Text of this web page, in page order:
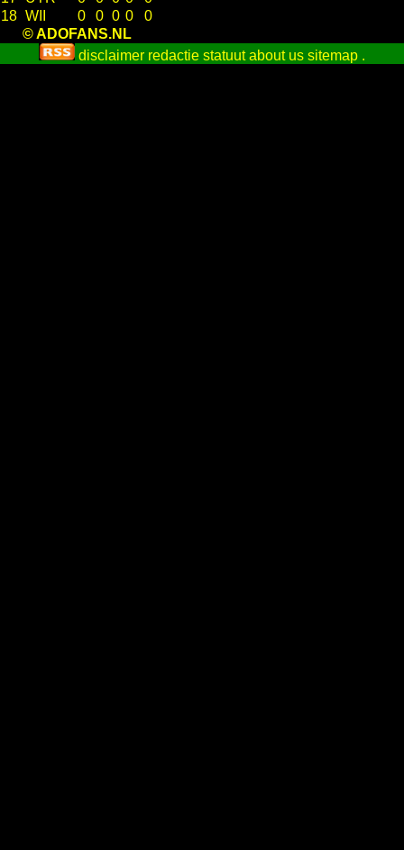
18 WII 0 0 0 0
0
© ADOFANS.NL
disclaimer redactie statuut about us sitemap .